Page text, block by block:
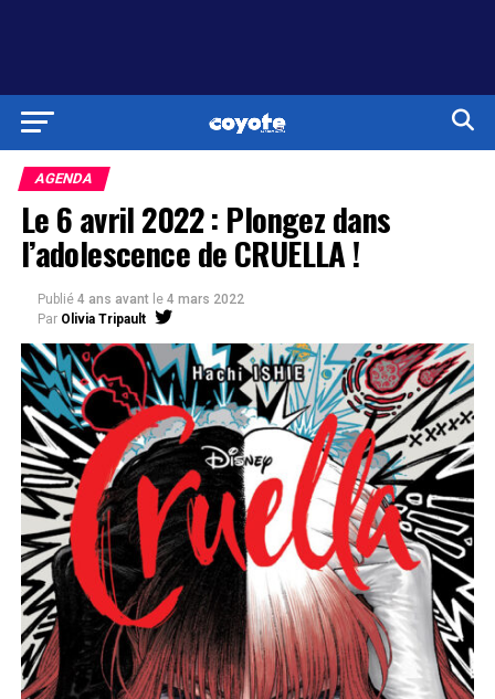
AGENDA
Le 6 avril 2022 : Plongez dans
l’adolescence de CRUELLA !
Publié 4 ans avant le 4 mars 2022
Par Olivia Tripault